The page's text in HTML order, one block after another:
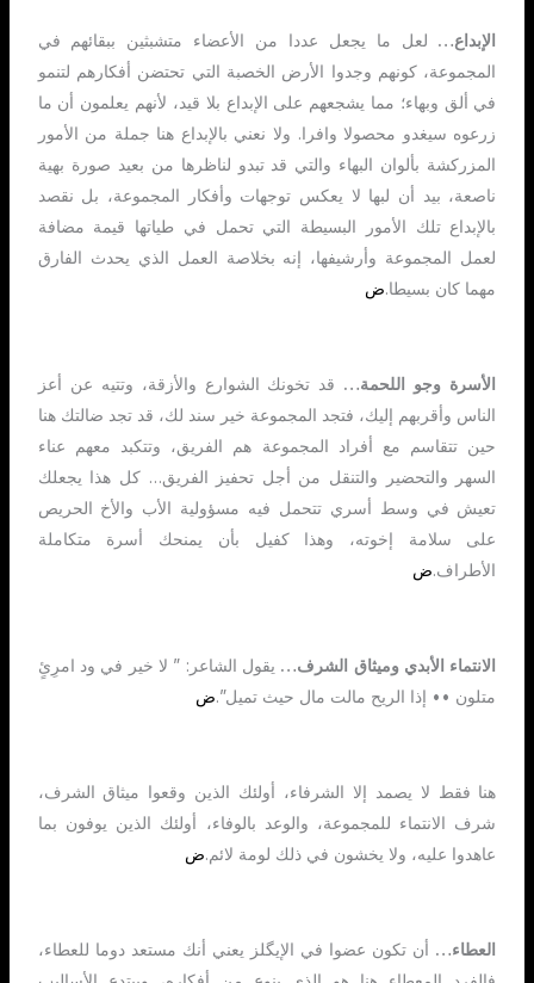
الإبداع… لعل ما يجعل عددا من الأعضاء متشبثين ببقائهم في
المجموعة، كونهم وجدوا الأرض الخصبة التي تحتضن أفكارهم لتنمو
في ألق وبهاء؛ مما يشجعهم على الإبداع بلا قيد، لأنهم يعلمون أن ما
زرعوه سيغدو محصولا وافرا. ولا نعني بالإبداع هنا جملة من الأمور
المزركشة بألوان البهاء والتي قد تبدو لناظرها من بعيد صورة بهية
ناصعة، بيد أن لبها لا يعكس توجهات وأفكار المجموعة، بل نقصد
بالإبداع تلك الأمور البسيطة التي تحمل في طياتها قيمة مضافة
لعمل المجموعة وأرشيفها، إنه بخلاصة العمل الذي يحدث الفارق
مهما كان بسيطا.ض
الأسرة وجو اللحمة… قد تخونك الشوارع والأزقة، وتتيه عن أعز
الناس وأقربهم إليك، فتجد المجموعة خير سند لك، قد تجد ضالتك هنا
حين تتقاسم مع أفراد المجموعة هم الفريق، وتتكبد معهم عناء
السهر والتحضير والتنقل من أجل تحفيز الفريق… كل هذا يجعلك
تعيش في وسط أسري تتحمل فيه مسؤولية الأب والأخ الحريص
على سلامة إخوته، وهذا كفيل بأن يمنحك أسرة متكاملة
الأطراف.ض
الانتماء الأبدي وميثاق الشرف… يقول الشاعر: ” لا خير في ود امرِئٍ
متلون •• إذا الريح مالت مال حيث تميل”.ض
هنا فقط لا يصمد إلا الشرفاء، أولئك الذين وقعوا ميثاق الشرف،
شرف الانتماء للمجموعة، والوعد بالوفاء، أولئك الذين يوفون بما
عاهدوا عليه، ولا يخشون في ذلك لومة لائم.ض
العطاء… أن تكون عضوا في الإيگلز يعني أنك مستعد دوما للعطاء،